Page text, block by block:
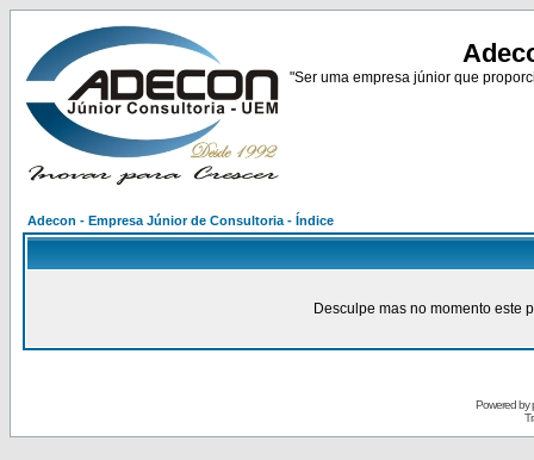
"Ser uma empresa júnior que
Adecon - Empresa Júnior de Consultoria - Índice
Desculpe mas no momento este
Powered by